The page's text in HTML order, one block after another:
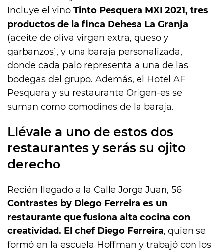
Incluye el vino Tinto Pesquera MXI 2021, tres
productos de la finca Dehesa La Granja
(aceite de oliva virgen extra, queso y
garbanzos), y una baraja personalizada,
donde cada palo representa a una de las
bodegas del grupo. Además, el Hotel AF
Pesquera y su restaurante Origen-es se
suman como comodines de la baraja.
Llévale a uno de estos dos
restaurantes y serás su ojito
derecho
Recién llegado a la Calle Jorge Juan, 56
Contrastes by Diego Ferreira es un
restaurante que fusiona alta cocina con
creatividad. El chef Diego Ferreira, quien se
formó en la escuela Hoffman y trabajó con los